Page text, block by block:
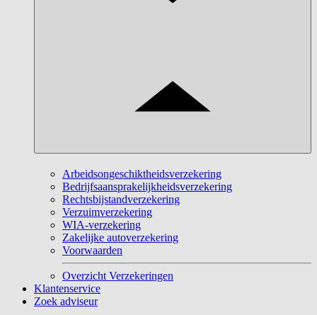
Arbeidsongeschiktheidsverzekering
Bedrijfsaansprakelijkheidsverzekering
Rechtsbijstandverzekering
Verzuimverzekering
WIA-verzekering
Zakelijke autoverzekering
Voorwaarden
Overzicht Verzekeringen
Klantenservice
Zoek adviseur